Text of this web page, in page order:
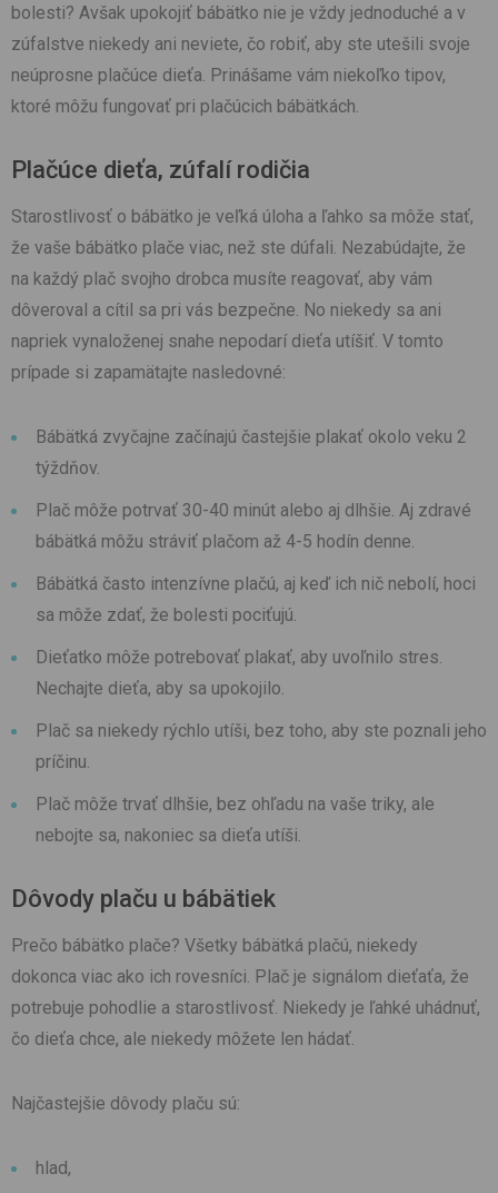
bolesti? Avšak upokojiť bábätko nie je vždy jednoduché a v
zúfalstve niekedy ani neviete, čo robiť, aby ste utešili svoje
neúprosne plačúce dieťa. Prinášame vám niekoľko tipov,
ktoré môžu fungovať pri plačúcich bábätkách.
Plačúce dieťa, zúfalí rodičia
Starostlivosť o bábätko je veľká úloha a ľahko sa môže stať,
že vaše bábätko plače viac, než ste dúfali. Nezabúdajte, že
na každý plač svojho drobca musíte reagovať, aby vám
dôveroval a cítil sa pri vás bezpečne. No niekedy sa ani
napriek vynaloženej snahe nepodarí dieťa utíšiť. V tomto
prípade si zapamätajte nasledovné:
Bábätká zvyčajne začínajú častejšie plakať okolo veku 2
týždňov.
Plač môže potrvať 30-40 minút alebo aj dlhšie. Aj zdravé
bábätká môžu stráviť plačom až 4-5 hodín denne.
Bábätká často intenzívne plačú, aj keď ich nič nebolí, hoci
sa môže zdať, že bolesti pociťujú.
Dieťatko môže potrebovať plakať, aby uvoľnilo stres.
Nechajte dieťa, aby sa upokojilo.
Plač sa niekedy rýchlo utíši, bez toho, aby ste poznali jeho
príčinu.
Plač môže trvať dlhšie, bez ohľadu na vaše triky, ale
nebojte sa, nakoniec sa dieťa utíši.
Dôvody plaču u bábätiek
Prečo bábätko plače? Všetky bábätká plačú, niekedy
dokonca viac ako ich rovesníci. Plač je signálom dieťaťa, že
potrebuje pohodlie a starostlivosť. Niekedy je ľahké uhádnuť,
čo dieťa chce, ale niekedy môžete len hádať.
Najčastejšie dôvody plaču sú:
hlad,